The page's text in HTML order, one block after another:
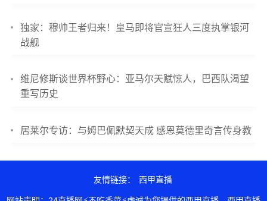
独家：穆帅王者归来！皇马即将官宣狂人三度执掌银河
战舰
维尼修斯谈世界杯野心：亚马尔天赋惊人，巴西队渴望
重写历史
居莱尔专访：与姆巴佩默契天成 感恩莫德里奇言传身教
友情链接： 西甲直播